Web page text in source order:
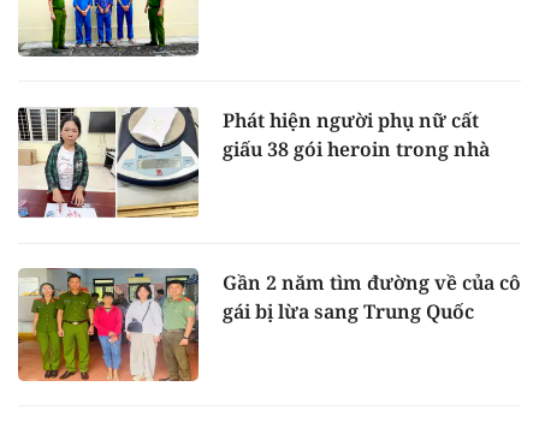
Phát hiện người phụ nữ cất
giấu 38 gói heroin trong nhà
Gần 2 năm tìm đường về của cô
gái bị lừa sang Trung Quốc